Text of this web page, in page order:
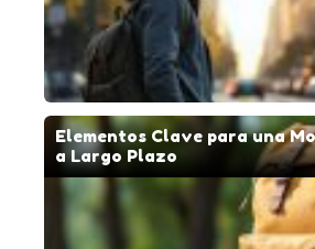
Elementos Clave para una
a Largo Plazo